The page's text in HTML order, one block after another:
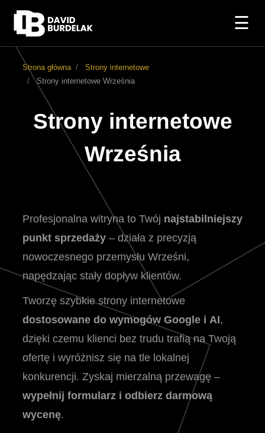
☰
Strona główna
Strony internetowe
Strony internetowe Września
Strony internetowe
Września
Profesjonalna witryna to Twój najstabilniejszy
punkt sprzedaży – działa z precyzją
nowoczesnego przemysłu Wrześni,
napędzając stały dopływ klientów.
Tworzę szybkie strony internetowe
dostosowane do wymogów Google i AI,
dzięki czemu klienci bez trudu trafią na Twoją
ofertę i wyróżnisz się na tle lokalnej
konkurencji. Zyskaj mierzalną przewagę –
wypełnij formularz i odbierz darmową
wycenę.